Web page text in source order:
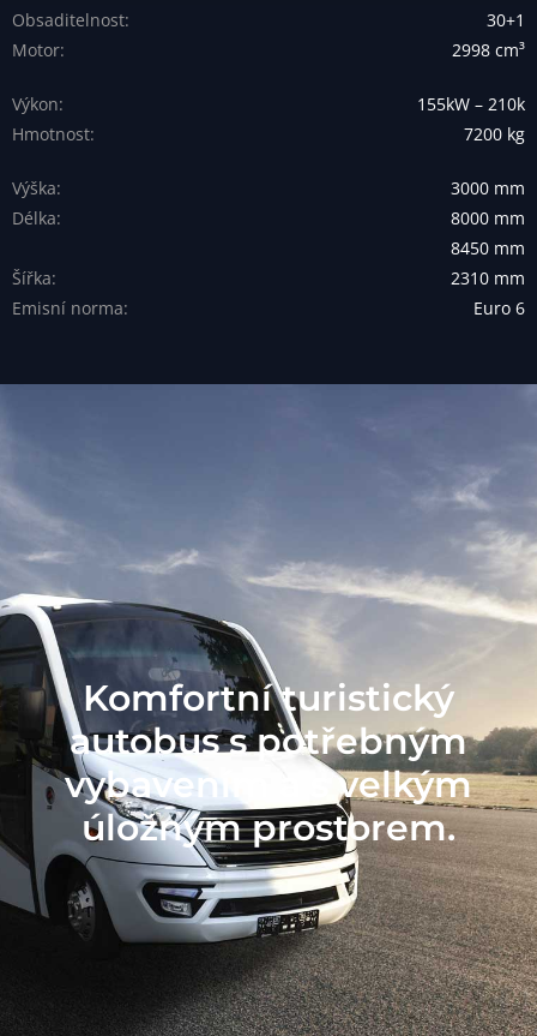
Obsaditelnost:
30+1
Motor:
2998 cm³
Výkon:
155kW – 210k
Hmotnost:
7200 kg
Výška:
3000 mm
Délka:
8000 mm
8450 mm
Šířka:
2310 mm
Emisní norma:
Euro 6
Komfortní turistický
autobus s potřebným
vybavením a s velkým
úložným prostorem.